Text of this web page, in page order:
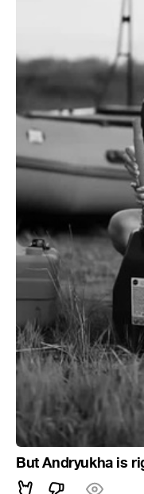
But Andryukha is